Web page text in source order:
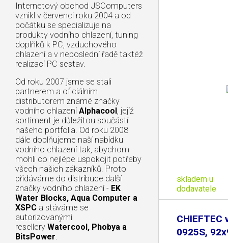
Internetový obchod JSComputers
vznikl v červenci roku 2004 a od
počátku se specializuje na
produkty vodního chlazení, tuning
doplňků k PC, vzduchového
chlazení a v neposlední řadě taktéž
realizací PC sestav.
Od roku 2007 jsme se stali
partnerem a oficiálním
distributorem známé značky
vodního chlazení Alphacool, jejíž
sortiment je důležitou součástí
našeho portfolia. Od roku 2008
dále doplňujeme naší nabídku
vodního chlazení tak, abychom
mohli co nejlépe uspokojit potřeby
všech našich zákazníků. Proto
přidáváme do distribuce další
značky vodního chlazení - EK
Water Blocks, Aqua Computer a
XSPC a stáváme se
autorizovanými
resellery Watercool, Phobya a
BitsPower.
skladem u
dodavatele
CHIEFTEC
0925S,